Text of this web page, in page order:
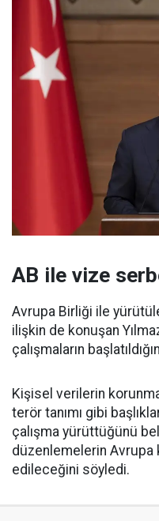
AB ile vize
Avrupa Birliği ile
ilişkin de konuşan
çalışmaların
Kişisel verilerin
terör tanımı gibi
çalışma yürüttüğünü
düzenlemelerin Avrupa
edileceğini söyledi.